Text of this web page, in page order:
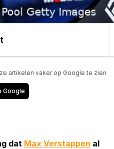
artikelen vaker op Google te zien
Google
dat Max Verstappen al